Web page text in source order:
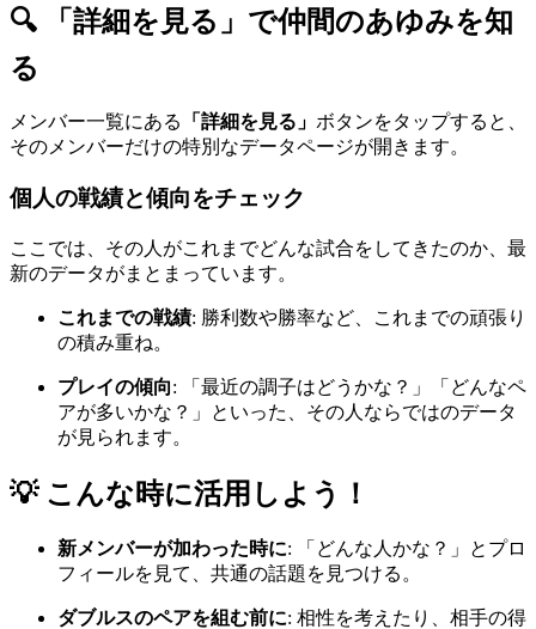
🔍 「詳細を見る」で仲間のあゆみを知
る
メンバー一覧にある 「詳細を見る」 ボタンをタップすると、
そのメンバーだけの特別なデータページが開きます。
個人の戦績と傾向をチェック
ここでは、その人がこれまでどんな試合をしてきたのか、最
新のデータがまとまっています。
これまでの戦績: 勝利数や勝率など、これまでの頑張り
の積み重ね。
プレイの傾向: 「最近の調子はどうかな？」「どんなペ
アが多いかな？」といった、その人ならではのデータ
が見られます。
💡 こんな時に活用しよう！
新メンバーが加わった時に: 「どんな人かな？」とプロ
フィールを見て、共通の話題を見つける。
ダブルスのペアを組む前に: 相性を考えたり、相手の得